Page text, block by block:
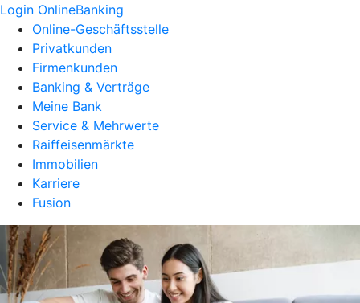
Login OnlineBanking
Online-Geschäftsstelle
Privatkunden
Firmenkunden
Banking & Verträge
Meine Bank
Service & Mehrwerte
Raiffeisenmärkte
Immobilien
Karriere
Fusion